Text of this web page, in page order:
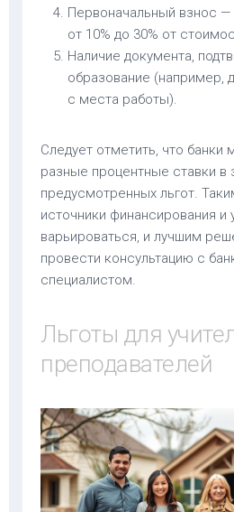
Первоначальный взнос
от 10% до 30% от
Наличие документа,
образование (например,
с места работы).
Следует отметить, что банки
разные процентные ставки в
предусмотренных льгот.
источники финансирования и
варьироваться, и лучшим
провести консультацию с
специалистом.
Льготы для
преподавателей